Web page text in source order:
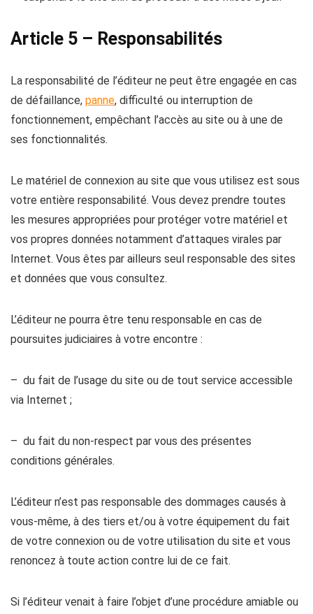
Article 5 – Responsabilités
La responsabilité de l’éditeur ne peut être engagée en cas
de défaillance, panne, difficulté ou interruption de
fonctionnement, empêchant l’accès au site ou à une de
ses fonctionnalités.
Le matériel de connexion au site que vous utilisez est sous
votre entière responsabilité. Vous devez prendre toutes
les mesures appropriées pour protéger votre matériel et
vos propres données notamment d’attaques virales par
Internet. Vous êtes par ailleurs seul responsable des sites
et données que vous consultez.
L’éditeur ne pourra être tenu responsable en cas de
poursuites judiciaires à votre encontre :
– du fait de l’usage du site ou de tout service accessible
via Internet ;
– du fait du non-respect par vous des présentes
conditions générales.
L’éditeur n’est pas responsable des dommages causés à
vous-même, à des tiers et/ou à votre équipement du fait
de votre connexion ou de votre utilisation du site et vous
renoncez à toute action contre lui de ce fait.
Si l’éditeur venait à faire l’objet d’une procédure amiable ou